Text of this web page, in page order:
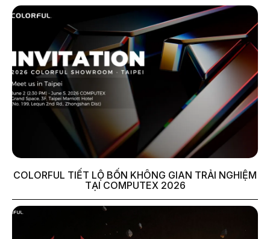
COLORFUL TIẾT LỘ BỐN KHÔNG GIAN TRẢI NGHIỆM
TẠI COMPUTEX 2026